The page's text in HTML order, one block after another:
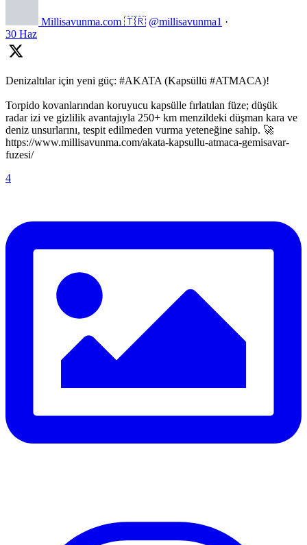
Millisavunma.com 🇹🇷 @millisavunma1 ·
30 Haz
Denizaltılar için yeni güç: #AKATA (Kapsüllü #ATMACA)!
Torpido kovanlarından koruyucu kapsülle fırlatılan füze; düşük
radar izi ve gizlilik avantajıyla 250+ km menzildeki düşman kara ve
deniz unsurlarını, tespit edilmeden vurma yeteneğine sahip. 🚀
https://www.millisavunma.com/akata-kapsullu-atmaca-gemisavar-
fuzesi/
4